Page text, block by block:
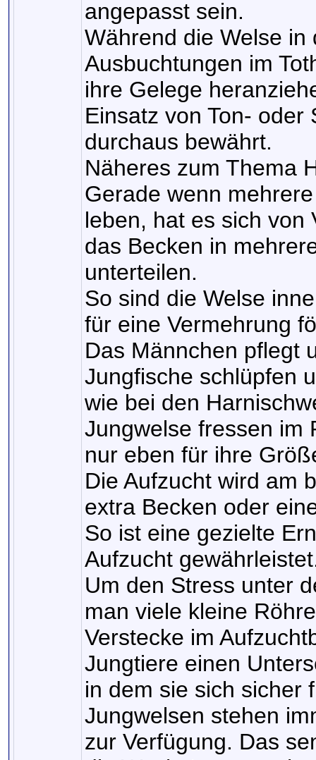
angepasst sein.
Während die Welse
Ausbuchtungen im
ihre Gelege
Einsatz von Ton- oder
durchaus bewährt.
Näheres zum Thema
Gerade wenn
leben, hat es sich von
das Becken in
unterteilen.
So sind die Welse
für eine Vermehrung
Das Männchen pflegt
Jungfische schlüpfen
wie bei den
Jungwelse fressen im
nur eben für ihre
Die Aufzucht wird am
extra Becken oder
So ist eine gezielte
Aufzucht
Um den Stress unter
man viele kleine
Verstecke im
Jungtiere einen
in dem sie sich sicher
Jungwelsen stehen
zur Verfügung. Das